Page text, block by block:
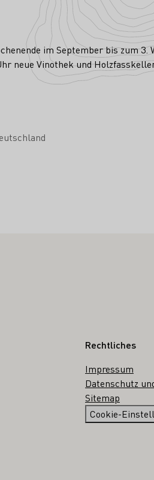
im September bis zum 3.
neue Vinothek und
Rechtliches
Impressum
Datenschutz
Sitemap
Cookie-